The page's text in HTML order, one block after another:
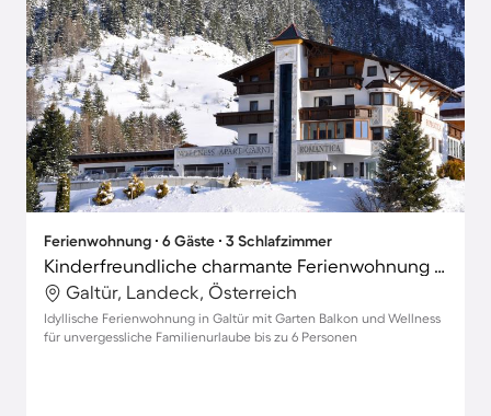
Ferienwohnung ∙ 6 Gäste ∙ 3 Schlafzimmer
Kinderfreundliche charmante Ferienwohnung mit Terrasse, Grill und Sauna | Ideal für Homeoffice
Galtür, Landeck, Österreich
Idyllische Ferienwohnung in Galtür mit Garten Balkon und Wellness
für unvergessliche Familienurlaube bis zu 6 Personen